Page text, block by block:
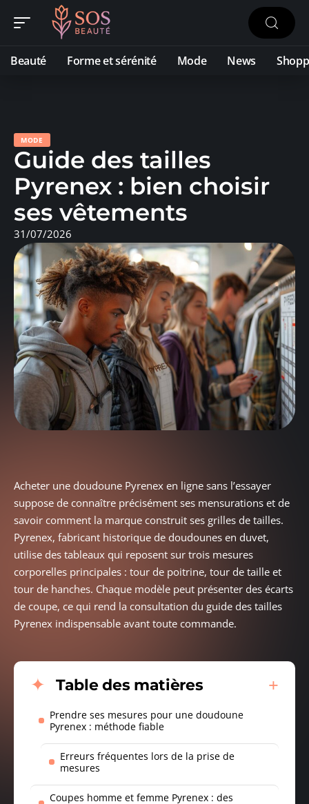
Beauté Forme et sérénité Mode News
MODE
Guide des tailles
Pyrenex : bien choisir
ses vêtements
31/07/2026
Acheter une doudoune Pyrenex en ligne sans l’essayer
suppose de connaître précisément ses mensurations et de
savoir comment la marque construit ses grilles de tailles.
Pyrenex, fabricant historique de doudounes en duvet,
utilise des tableaux qui reposent sur trois mesures
corporelles principales : tour de poitrine, tour de taille et
tour de hanches. Chaque modèle peut présenter des écarts
de coupe, ce qui rend la consultation du guide des tailles
Pyrenex indispensable avant toute commande.
Table des matières
Prendre ses mesures pour une doudoune
Pyrenex : méthode fiable
Erreurs fréquentes lors de la prise de
mesures
Coupes homme et femme Pyrenex : des